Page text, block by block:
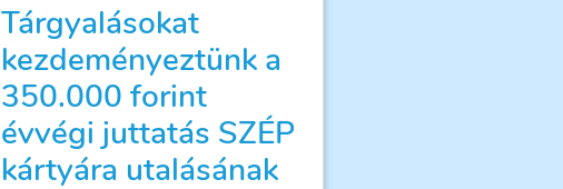
Tárgyalásokat
kezdeményeztünk a
350.000 forint
évvégi juttatás SZÉP
kártyára utalásának